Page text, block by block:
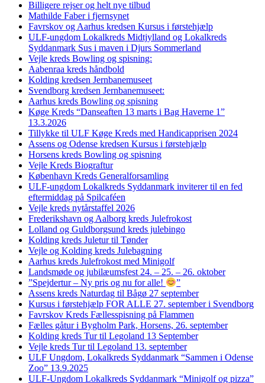
Billigere rejser og helt nye tilbud
Mathilde Faber i fjernsynet
Favrskov og Aarhus kredsen Kursus i førstehjælp
ULF-ungdom Lokalkreds Midtjylland og Lokalkreds
Syddanmark Sus i maven i Djurs Sommerland
Vejle kreds Bowling og spisning:
Aabenraa kreds håndbold
Kolding kredsen Jernbanemuseet
Svendborg kredsen Jernbanemuseet:
Aarhus kreds Bowling og spisning
Køge Kreds “Danseaften 13 marts i Bag Haverne 1”
13.3.2026
Tillykke til ULF Køge Kreds med Handicapprisen 2024
Assens og Odense kredsen Kursus i førstehjælp
Horsens kreds Bowling og spisning
Vejle Kreds Biograftur
København Kreds Generalforsamling
ULF-ungdom Lokalkreds Syddanmark inviterer til en fed
eftermiddag på Spilcaféen
Vejle kreds nytårstaffel 2026
Frederikshavn og Aalborg kreds Julefrokost
Lolland og Guldborgsund kreds julebingo
Kolding kreds Juletur til Tønder
Vejle og Kolding kreds Julebagning
Aarhus kreds Julefrokost med Minigolf
Landsmøde og jubilæumsfest 24. – 25. – 26. oktober
”Spejdertur – Ny pris og nu for alle!
”
Assens kreds Naturdag til Bågø 27 september
Kursus i førstehjælp FOR ALLE 27. september i Svendborg
Favrskov Kreds Fællesspisning på Flammen
Fælles gåtur i Bygholm Park, Horsens, 26. september
Kolding kreds Tur til Legoland 13 September
Vejle kreds Tur til Legoland 13. september
ULF Ungdom, Lokalkreds Syddanmark “Sammen i Odense
Zoo” 13.9.2025
ULF-Ungdom Lokalkreds Syddanmark “Minigolf og pizza”